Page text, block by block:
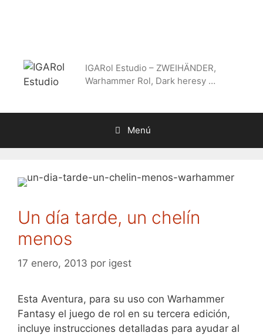
IGARol Estudio – ZWEIHÄNDER,
Warhammer Rol, Dark heresy …
Menú
Un día tarde, un chelín
menos
17 enero, 2013 por igest
Esta Aventura, para su uso con Warhammer
Fantasy el juego de rol en su tercera edición,
incluye instrucciones detalladas para ayudar al